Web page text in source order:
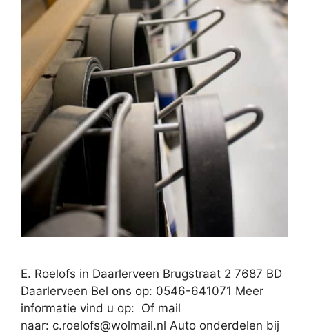
E. Roelofs in Daarlerveen Brugstraat 2 7687 BD
Daarlerveen Bel ons op: 0546-641071 Meer
informatie vind u op: Of mail
naar: c.roelofs@wolmail.nl Auto onderdelen bij